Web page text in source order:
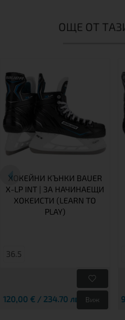
ОЩЕ ОТ
ХОКЕЙНИ КЪНКИ BAUER
X-LP INT | ЗА НАЧИНАЕЩИ
ХОКЕИСТИ (LEARN TO
PLAY)
36.5
120,00 € / 234.70 лв. Виж